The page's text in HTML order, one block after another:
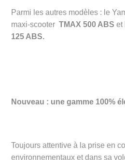
Parmi les autres modèles : le
maxi-scooter TMAX 500 ABS et
125 ABS.
Nouveau : une gamme 100%
Toujours attentive à la prise en
environnementaux et dans sa